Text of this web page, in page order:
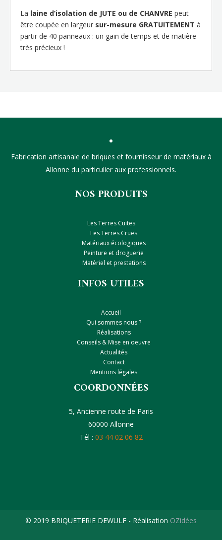
La laine d’isolation de JUTE ou de CHANVRE peut
être coupée en largeur sur-mesure GRATUITEMENT à
partir de 40 panneaux : un gain de temps et de matière
très précieux !
Fabrication artisanale de briques et fournisseur de matériaux à
Allonne du particulier aux professionnels.
NOS PRODUITS
Les Terres Cuites
Les Terres Crues
Matériaux écologiques
Peinture et droguerie
Matériel et prestations
INFOS UTILES
Accueil
Qui sommes nous ?
Réalisations
Conseils & Mise en oeuvre
Actualités
Contact
Mentions légales
COORDONNÉES
5, Ancienne route de Paris
60000 Allonne
Tél : 03 44 02 06 82
© 2019 BRIQUETERIE DEWULF - Réalisation OZidées